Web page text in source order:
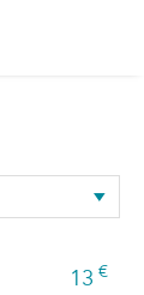
13 €